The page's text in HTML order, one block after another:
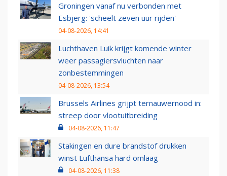
Groningen vanaf nu verbonden met
Esbjerg: 'scheelt zeven uur rijden'
04-08-2026, 14:41
Luchthaven Luik krijgt komende winter
weer passagiersvluchten naar
zonbestemmingen
04-08-2026, 13:54
Brussels Airlines grijpt ternauwernood in:
streep door vlootuitbreiding
04-08-2026, 11:47
Stakingen en dure brandstof drukken
winst Lufthansa hard omlaag
04-08-2026, 11:38